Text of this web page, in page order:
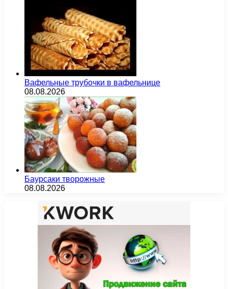
Вафельные трубочки в вафельнице
08.08.2026
Баурсаки творожные
08.08.2026